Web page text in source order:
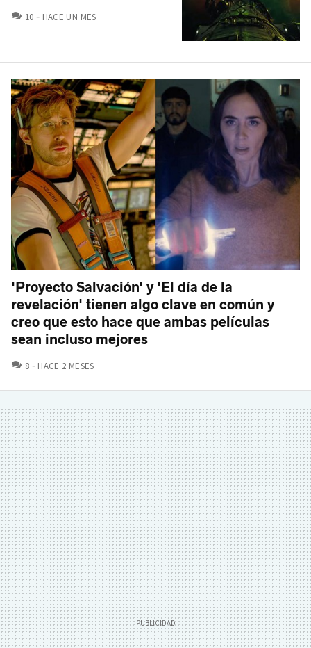
10 COMENTARIOS
HACE UN MES
'Proyecto Salvación' y 'El día de la
revelación' tienen algo clave en común y
creo que esto hace que ambas películas
sean incluso mejores
8 COMENTARIOS
HACE 2 MESES